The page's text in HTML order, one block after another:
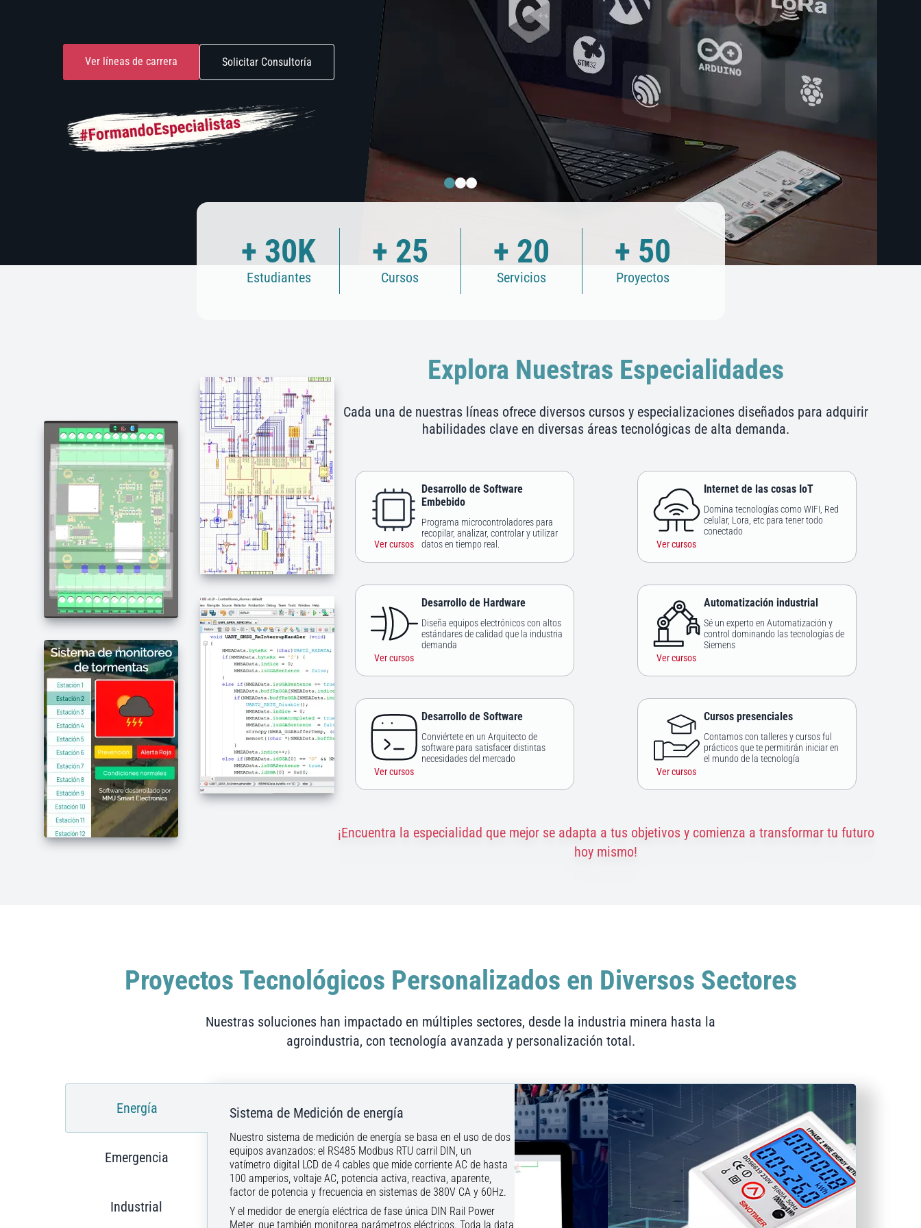
Ver líneas de carrera Solicitar Consultoría
+ 30K
Estudiantes
+ 25
Cursos
+ 20
Servicios
+ 50
Proyectos
Explora Nuestras Especialidades
Cada una de nuestras líneas ofrece diversos cursos y especializaciones diseñados para adquirir
habilidades clave en diversas áreas tecnológicas de alta demanda.
Ver cursos
Desarrollo de Software
Embebido
Programa microcontroladores para
recopilar, analizar, controlar y utilizar
datos en tiempo real.
Ver cursos
Internet de las cosas IoT
Domina tecnologías como WIFI, Red
celular, Lora, etc para tener todo
conectado
Ver cursos
Desarrollo de Hardware
Diseña equipos electrónicos con altos
estándares de calidad que la industria
demanda
Ver cursos
Automatización industrial
Sé un experto en Automatización y
control dominando las tecnologías de
Siemens
Ver cursos
Desarrollo de Software
Conviértete en un Arquitecto de
software para satisfacer distintas
necesidades del mercado
Ver cursos
Cursos presenciales
Contamos con talleres y cursos ful
prácticos que te permitirán iniciar en
el mundo de la tecnología
¡Encuentra la especialidad que mejor se adapta a tus objetivos y comienza a transformar tu futuro
hoy mismo!
Proyectos Tecnológicos Personalizados en Diversos Sectores
Nuestras soluciones han impactado en múltiples sectores, desde la industria minera hasta la
agroindustria, con tecnología avanzada y personalización total.
Sistema de Medición de energía
Nuestro sistema de medición de energía se basa en el uso de dos
equipos avanzados: el RS485 Modbus RTU carril DIN, un
vatímetro digital LCD de 4 cables que mide corriente AC de hasta
100 amperios, voltaje AC, potencia activa, reactiva, aparente,
factor de potencia y frecuencia en sistemas de 380V CA y 60Hz.
Y el medidor de energía eléctrica de fase única DIN Rail Power
Meter, que también monitorea parámetros eléctricos. Toda la data
Energía
Emergencia
Industrial